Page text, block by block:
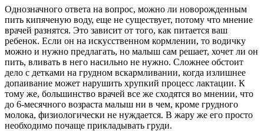
Однозначного ответа на вопрос, можно ли новорожденным
пить кипяченую воду, еще не существует, потому что мнение
врачей разнятся. Это зависит от того, как питается ваш
ребенок. Если он на искусственном кормлении, то водичку
можно и нужно предлагать, но малыш сам решает, хочет ли он
пить, вливать в него насильно не нужно. Сложнее обстоит
дело с детками на грудном вскармливании, когда излишнее
допаивание может нарушить хрупкий процесс лактации. К
тому же, большинство врачей все же сходятся во мнении, что
до 6-месячного возраста малыш ни в чем, кроме грудного
молока, физиологически не нуждается. В жару же его просто
необходимо почаще прикладывать груди.